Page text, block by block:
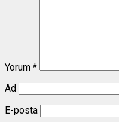
Yorum *
Ad
E-posta